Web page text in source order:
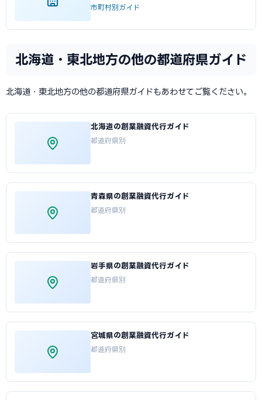
市町村別ガイド
北海道・東北地方の他の都道府県ガイド
北海道・東北地方の他の都道府県ガイドもあわせてご覧ください。
北海道の創業融資代行ガイド
都道府県別
青森県の創業融資代行ガイド
都道府県別
岩手県の創業融資代行ガイド
都道府県別
宮城県の創業融資代行ガイド
都道府県別